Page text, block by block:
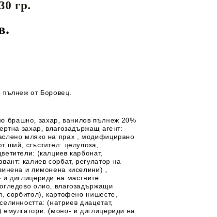
гр.
пълнеж от Боровец.
брашно, захар, ванилов пълнеж 20%
захар, влагозадържащ агент:
мляко на прах , модифицирано
ший, сгъстител: целулоза,
(калциев карбонат,
калиев сорбат, регулатор на
и лимонена киселини) ,
диглицериди на мастните
олио, влагозадържащи
сорбитол), картофено нишесте,
(натриев диацетат,
емулгатори: (моно- и диглицериди на